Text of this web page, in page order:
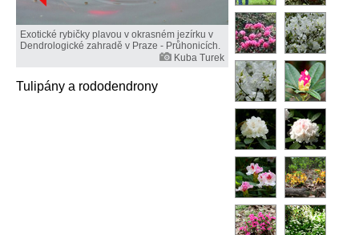
Exotické rybičky plavou v okrasném jezírku v
Dendrologické zahradě v Praze - Průhonicích.
Kuba Turek
Tulipány a rododendrony